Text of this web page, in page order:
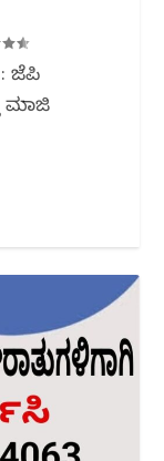
: ಜೆಪಿ
ಮಾಜಿ